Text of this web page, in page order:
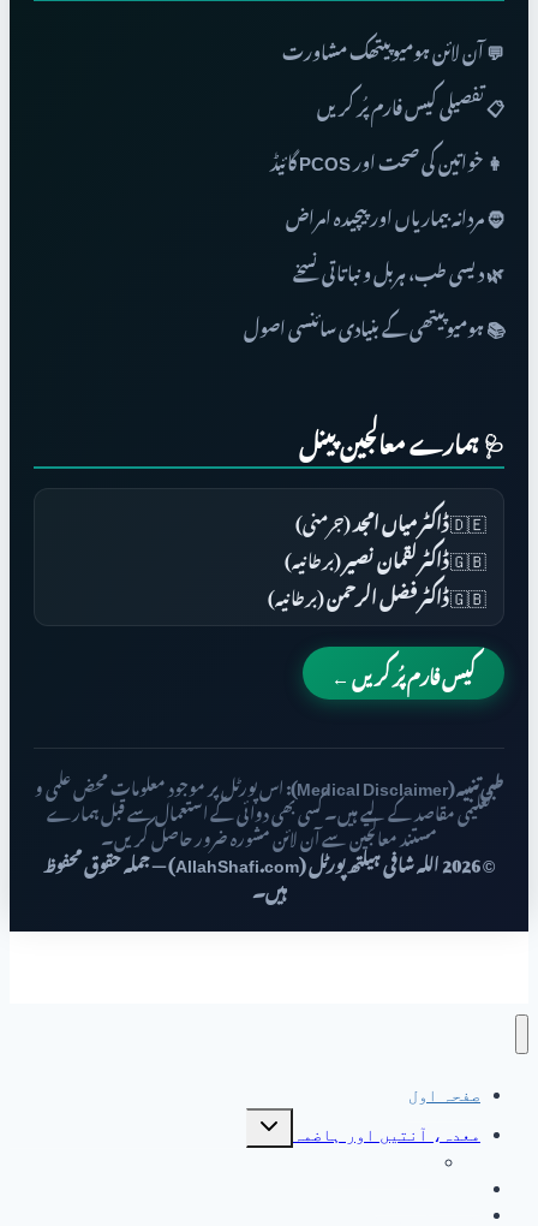
💬 آن لائن ہومیوپیتھک مشاورت
📋 تفصیلی کیس فارم پُر کریں
👩 خواتین کی صحت اور PCOS گائیڈ
🧔 مردانہ بیماریاں اور پیچیدہ امراض
🌿 دیسی طب، ہربل و نباتاتی نسخے
📚 ہومیوپیتھی کے بنیادی سائنسی اصول
🩺 ہمارے معالجین پینل
🇩🇪ڈاکٹر میاں امجد(جرمنی)
🇬🇧ڈاکٹر لقمان نصیر(برطانیہ)
🇬🇧ڈاکٹر فضل الرحمن(برطانیہ)
کیس فارم پُر کریں ←
طبی تنبیہ (Medical Disclaimer): اس پورٹل پر موجود معلومات محض علمی و
تعلیمی مقاصد کے لیے ہیں۔ کسی بھی دوائی کے استعمال سے قبل ہمارے
مستند معالجین سے آن لائن مشورہ ضرور حاصل کریں۔
© 2026 اللہ شافی ہیلتھ پورٹل (AllahShafi.com) — جملہ حقوق محفوظ
ہیں۔
صفحہ اول
معدہ، آنتیں اور ہاضمہ
Toggle